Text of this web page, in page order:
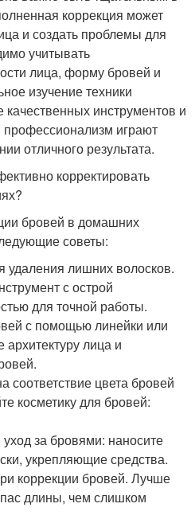
коррекция может
и создать проблемы для
учитывать
лица, форму бровей и
изучение техники
качественных инструментов и
профессионализм играют
отличного результата.
корректировать
бровей в домашних
советы:
удаления лишних волосков.
с острой
для точной работы.
с помощью линейки или
лица и
цвета бровей
косметику для бровей:
за бровями: наносите
укрепляющие средства.
коррекции бровей. Лучше
длины, чем слишком